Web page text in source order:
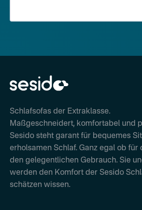
Schlafsofas der Extraklasse.
Maßgeschneidert, komfortabel und
Sesido steht garant für bequemes
erholsamen Schlaf. Ganz egal ob
den gelegentlichen Gebrauch. Sie
werden den Komfort der Sesido
schätzen wissen.